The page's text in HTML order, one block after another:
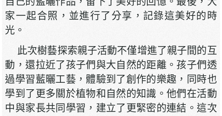
家一起合照，並進行了分享，記錄這美好的時
光。
此次樹藝探索親子活動不僅增進了親子間的互
動，還拉近了孩子們與大自然的距離。孩子們透
過學習藍曬工藝，體驗到了創作的樂趣，同時也
學到了更多關於植物和自然的知識。他們在活動
中與家長共同學習，建立了更緊密的連結。這次